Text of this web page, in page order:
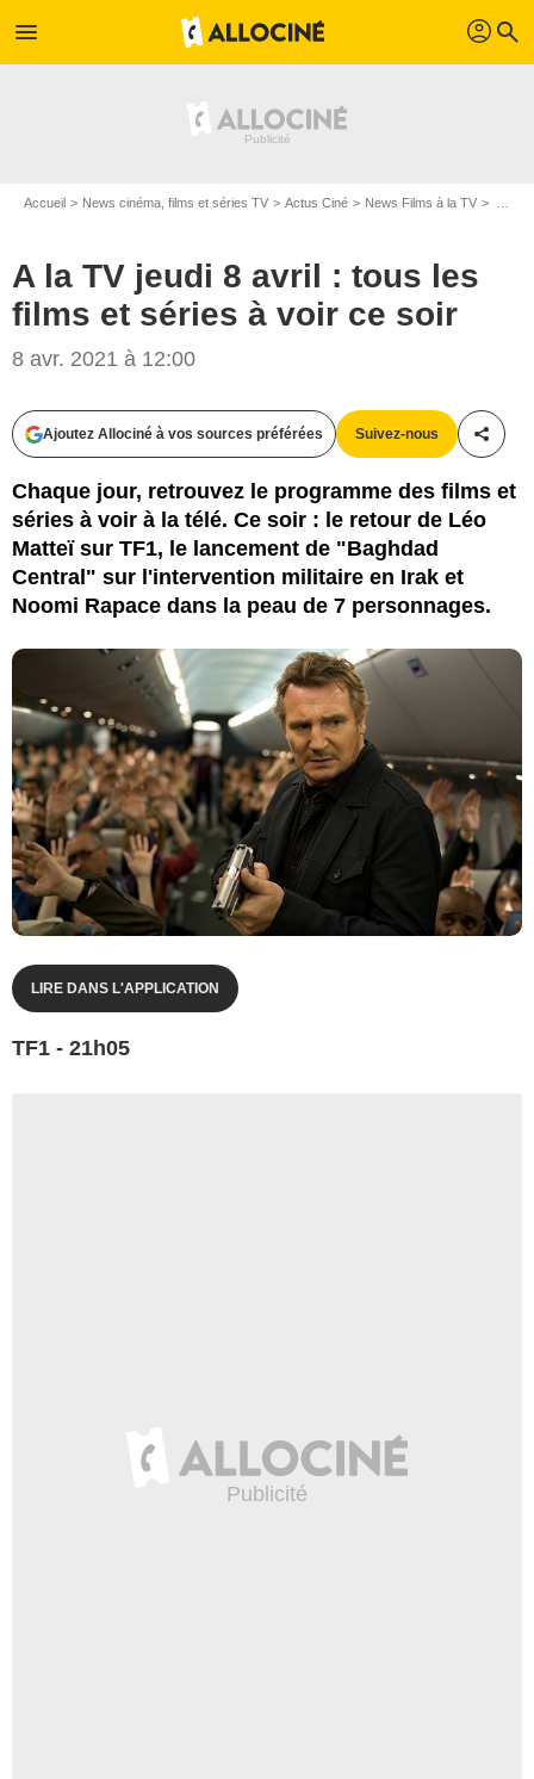
menu profil search
Accueil News cinéma, films et séries TV Actus Ciné News Films à la TV
A la TV jeudi 8 avril : tous les
films et séries à voir ce soir
8 avr. 2021 à 12:00
Ajoutez Allociné à vos sources préférées Suivez-nous
Chaque jour, retrouvez le programme des films et
séries à voir à la télé. Ce soir : le retour de Léo
Matteï sur TF1, le lancement de "Baghdad
Central" sur l'intervention militaire en Irak et
Noomi Rapace dans la peau de 7 personnages.
LIRE DANS L'APPLICATION
TF1 - 21h05